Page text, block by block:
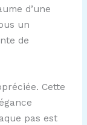
d’une
un
de
Cette
pas est